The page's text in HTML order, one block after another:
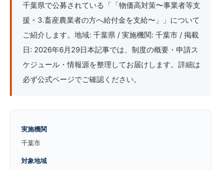
千葉県で公募されている「「物価高対策〜事業者等支
援 - 3.畜産農業者の方へ給付金を支給〜」」について
ご紹介します。地域: 千葉県 / 実施機関: 千葉市 / 掲載
日: 2026年6月29日本記事では、制度の概要・申請ス
ケジュール・情報源を整理してお届けします。詳細は
必ず公式ページでご確認ください。
実施機関
千葉市
対象地域